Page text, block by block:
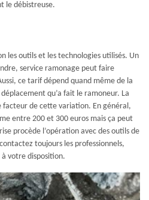
le débistreuse.
les outils et les technologies utilisés. Un
service ramonage peut faire
ce tarif dépend quand même de la
qu’a fait le ramoneur. La
de cette variation. En général,
entre 200 et 300 euros mais ça peut
procède l’opération avec des outils de
toujours les professionnels,
votre disposition.